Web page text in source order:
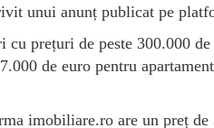
unui anunț publicat pe
prețuri de peste 300.000
de euro pentru
imobiliare.ro are un preț